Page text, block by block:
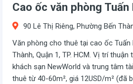
Cao ốc văn phòng Tuấn
90 Lê Thị Riêng, Phường Bến
Văn phòng cho thuê tại cao ốc Tuấn
Thành, Quận 1, TP. HCM. Vị trí thuận
khách sạn NewWorld và trung tâm
thuê từ 40-60m², giá 12USD/m² (đã